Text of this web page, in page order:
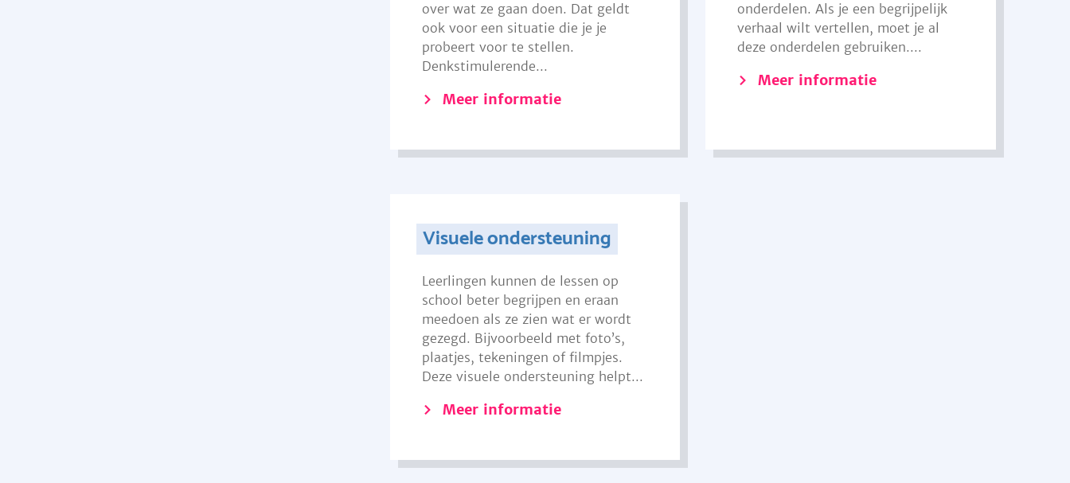
over wat ze gaan doen. Dat geldt
ook voor een situatie die je je
probeert voor te stellen.
Denkstimulerende...
Meer informatie
onderdelen. Als je een begrijpelijk
verhaal wilt vertellen, moet je al
deze onderdelen gebruiken....
Meer informatie
Visuele ondersteuning
Leerlingen kunnen de lessen op
school beter begrijpen en eraan
meedoen als ze zien wat er wordt
gezegd. Bijvoorbeeld met foto’s,
plaatjes, tekeningen of filmpjes.
Deze visuele ondersteuning helpt...
Meer informatie